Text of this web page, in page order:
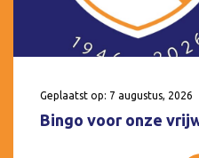
Geplaatst op: 7 augustus, 2026
Bingo voor onze